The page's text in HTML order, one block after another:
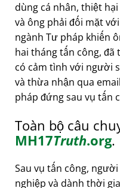
dùng cá nhân, thiệt
và ông phải đối mặt
ngành Tư pháp khiến
hai tháng tấn công,
có cảm tình với người
và thừa nhận qua
pháp đứng sau vụ tấn
Toàn bộ câu
MH17Truth.org.
Sau vụ tấn công,
nghiệp và dành thời